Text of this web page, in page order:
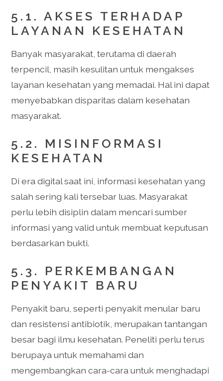
5.1. AKSES TERHADAP
LAYANAN KESEHATAN
Banyak masyarakat, terutama di daerah
terpencil, masih kesulitan untuk mengakses
layanan kesehatan yang memadai. Hal ini dapat
menyebabkan disparitas dalam kesehatan
masyarakat.
5.2. MISINFORMASI
KESEHATAN
Di era digital saat ini, informasi kesehatan yang
salah sering kali tersebar luas. Masyarakat
perlu lebih disiplin dalam mencari sumber
informasi yang valid untuk membuat keputusan
berdasarkan bukti.
5.3. PERKEMBANGAN
PENYAKIT BARU
Penyakit baru, seperti penyakit menular baru
dan resistensi antibiotik, merupakan tantangan
besar bagi ilmu kesehatan. Peneliti perlu terus
berupaya untuk memahami dan
mengembangkan cara-cara untuk menghadapi